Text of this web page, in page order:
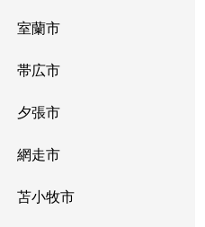
室蘭市
帯広市
夕張市
網走市
苫小牧市